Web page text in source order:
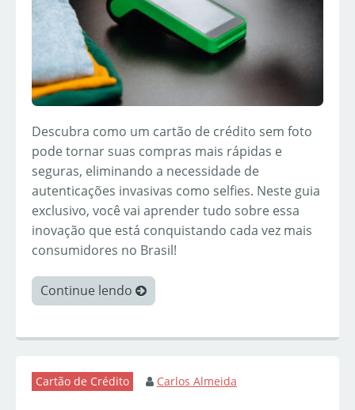
Descubra como um cartão de crédito sem foto
pode tornar suas compras mais rápidas e
seguras, eliminando a necessidade de
autenticações invasivas como selfies. Neste guia
exclusivo, você vai aprender tudo sobre essa
inovação que está conquistando cada vez mais
consumidores no Brasil!
Continue lendo
Cartão de Crédito Carlos Almeida